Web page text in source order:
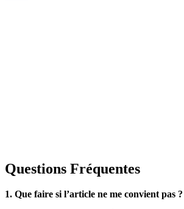
Questions Fréquentes
1. Que faire si l’article ne me convient pas ?